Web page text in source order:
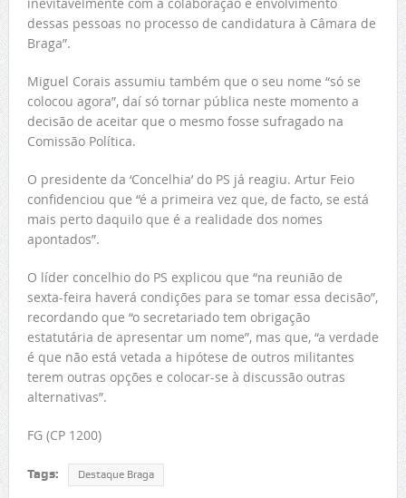
dessas pessoas no processo de candidatura à Câmara de
Braga”.
Miguel Corais assumiu também que o seu nome “só se
colocou agora”, daí só tornar pública neste momento a
decisão de aceitar que o mesmo fosse sufragado na
Comissão Política.
O presidente da ‘Concelhia’ do PS já reagiu. Artur Feio
confidenciou que “é a primeira vez que, de facto, se está
mais perto daquilo que é a realidade dos nomes
apontados”.
O líder concelhio do PS explicou que “na reunião de
sexta-feira haverá condições para se tomar essa decisão”,
recordando que “o secretariado tem obrigação
estatutária de apresentar um nome”, mas que, “a verdade
é que não está vetada a hipótese de outros militantes
terem outras opções e colocar-se à discussão outras
alternativas”.
FG (CP 1200)
Tags: Destaque Braga